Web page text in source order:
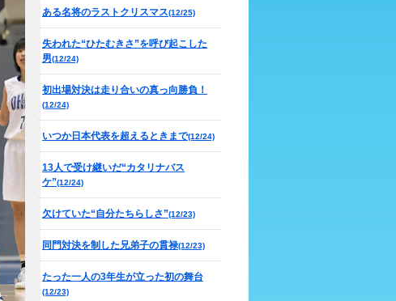
ある名将のラストクリスマス(12/25)
失われた“ひたむきさ”を呼び起こした
男(12/24)
初出場対決は走り合いの真っ向勝負！
(12/24)
いつか日本代表を超えるときまで(12/24)
13人で受け継いだ“カタリナバス
ケ”(12/24)
欠けていた“自分たちらしさ”(12/23)
同門対決を制した兄弟子の貫禄(12/23)
たった一人の3年生が立った初の舞台
(12/23)